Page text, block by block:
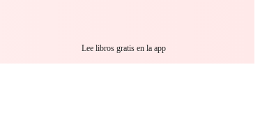
Lee libros gratis en la app